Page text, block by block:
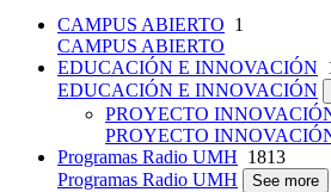
CAMPUS ABIERTO 1
CAMPUS ABIERTO
EDUCACIÓN E INNOVACIÓN
EDUCACIÓN E INNOVACIÓN
PROYECTO
PROYECTO
Programas Radio UMH 1813
Programas Radio UMH
See more